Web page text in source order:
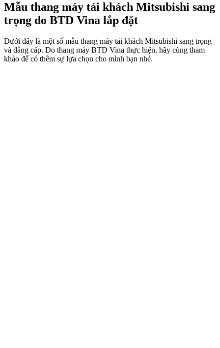
Mẫu thang máy tải khách Mitsubishi sang
trọng do BTD Vina lắp đặt
Dưới đây là một số mẫu thang máy tải khách Mitsubishi sang trọng
và đẳng cấp. Do thang máy BTD Vina thực hiện, hãy cùng tham
khảo để có thêm sự lựa chọn cho mình bạn nhé.